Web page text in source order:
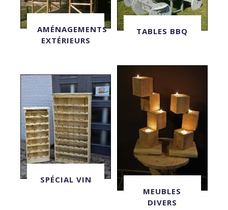
AMÉNAGEMENTS
EXTÉRIEURS
SPÉCIAL VIN
TABLES BBQ
MEUBLES
DIVERS